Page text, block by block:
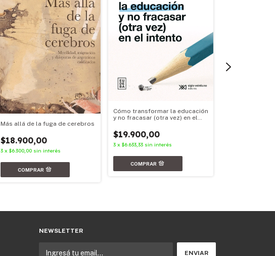
Más allá de la fuga de cerebros
$18.900,00
3 x $6.300,00 sin interés
Cómo transformar la educación
y no fracasar (otra vez) en el
$19.900,00
3 x $6.633,33 sin interés
NEWSLETTER